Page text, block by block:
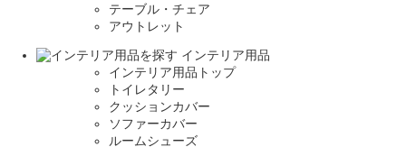
テーブル・チェア
アウトレット
インテリア用品
インテリア用品トップ
トイレタリー
クッションカバー
ソファーカバー
ルームシューズ